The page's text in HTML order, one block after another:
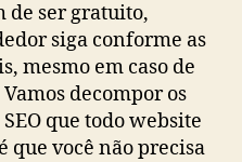
de ser gratuito,
siga conforme as
mesmo em caso de
decompor os
que todo website
que você não precisa